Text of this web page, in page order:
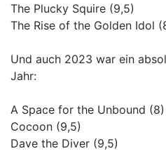
The Plucky Squire (9,5)
The Rise of the Golden Idol
Und auch 2023 war ein
Jahr:
A Space for the Unbound (8)
Cocoon (9,5)
Dave the Diver (9,5)